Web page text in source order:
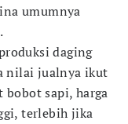
umumnya
daging
nilai jualnya ikut
bobot sapi, harga
terlebih jika